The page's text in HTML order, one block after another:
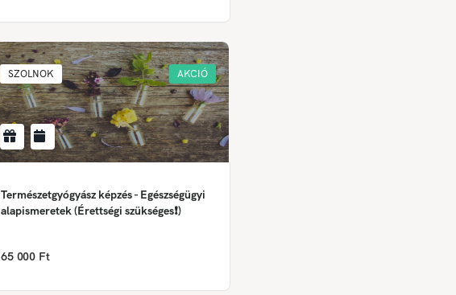
SZOLNOK AKCIÓ
Természetgyógyász képzés - Egészségügyi
alapismeretek (Érettségi szükséges❗)
65 000 Ft